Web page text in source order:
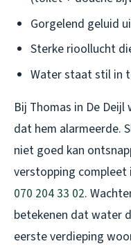
Gorgelend geluid
Sterke rioollucht
Water staat stil in
Bij Thomas in De
dat hem alarmeerde.
niet goed kan
verstopping compleet
070 204 33 02.
betekenen dat water
eerste verdieping